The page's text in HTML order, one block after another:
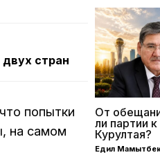
стран
попытки
на самом
От
ли партии
Курултая?
Едил